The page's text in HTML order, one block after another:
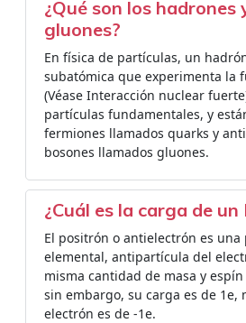
¿Qué son los hadrones
gluones?
En física de partículas, un
subatómica que experimenta la
(Véase Interacción nuclear
partículas fundamentales, y
fermiones llamados quarks y
bosones llamados gluones.
¿Cuál es la carga de
El positrón o antielectrón es una
elemental, antipartícula del
misma cantidad de masa y
sin embargo, su carga es de 1e,
electrón es de -1e.